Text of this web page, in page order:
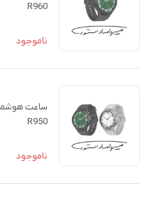
R960
ناموجود
R950
ناموجود